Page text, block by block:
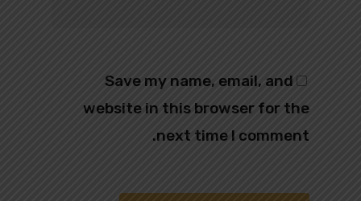
Save my name, email, and
website in this browser for the
next time I comment.